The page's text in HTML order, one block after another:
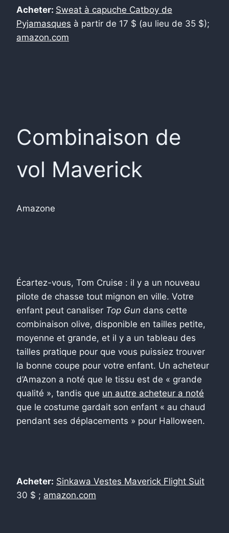
Acheter: Sweat à capuche Catboy de
Pyjamasques à partir de 17 $ (au lieu de 35 $);
amazon.com
Combinaison de
vol Maverick
Amazone
Écartez-vous, Tom Cruise : il y a un nouveau
pilote de chasse tout mignon en ville. Votre
enfant peut canaliser Top Gun dans cette
combinaison olive, disponible en tailles petite,
moyenne et grande, et il y a un tableau des
tailles pratique pour que vous puissiez trouver
la bonne coupe pour votre enfant. Un acheteur
d’Amazon a noté que le tissu est de « grande
qualité », tandis que un autre acheteur a noté
que le costume gardait son enfant « au chaud
pendant ses déplacements » pour Halloween.
Acheter: Sinkawa Vestes Maverick Flight Suit
30 $ ; amazon.com